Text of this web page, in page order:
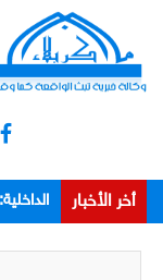
أخر الأخبار